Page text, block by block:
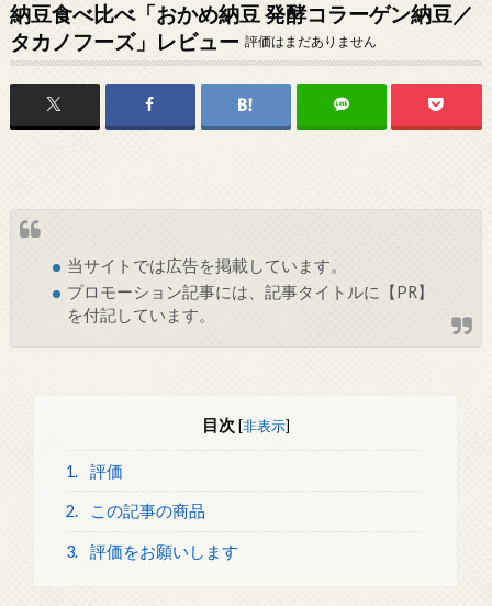
納豆食べ比べ「おかめ納豆 発酵コラーゲン納豆／
タカノフーズ」レビュー 評価はまだありません
当サイトでは広告を掲載しています。
プロモーション記事には、記事タイトルに【PR】
を付記しています。
目次 [非表示]
1. 評価
2. この記事の商品
3. 評価をお願いします